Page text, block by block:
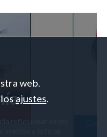
reflexionar sobre
web.
losajustes.